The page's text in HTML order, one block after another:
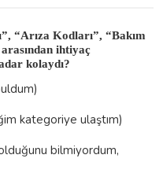
“Arıza Kodları”, “Bakım
ihtiyaç
kolaydı?
kategoriye ulaştım)
bilmiyordum,